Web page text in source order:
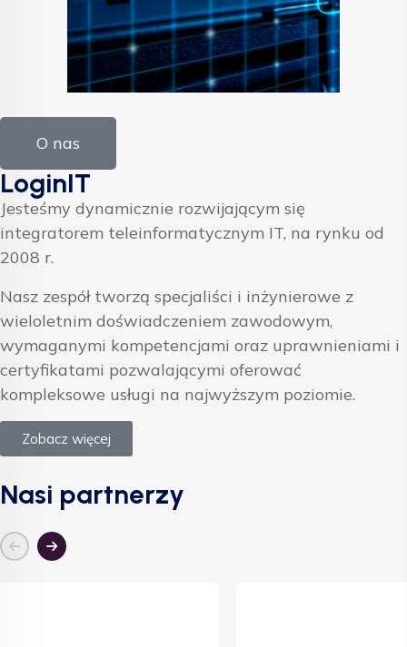
O nas
LoginIT
Jesteśmy dynamicznie rozwijającym się
integratorem teleinformatycznym IT, na rynku od
2008 r.
Nasz zespół tworzą specjaliści i inżynierowe z
wieloletnim doświadczeniem zawodowym,
wymaganymi kompetencjami oraz uprawnieniami i
certyfikatami pozwalającymi oferować
kompleksowe usługi na najwyższym poziomie.
Zobacz więcej
Nasi partnerzy